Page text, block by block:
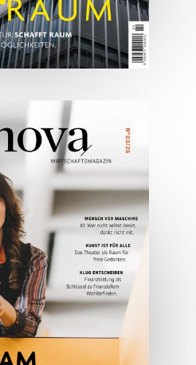
2026
Architektur &
Mai 2026
BESTELLEN
LESEN